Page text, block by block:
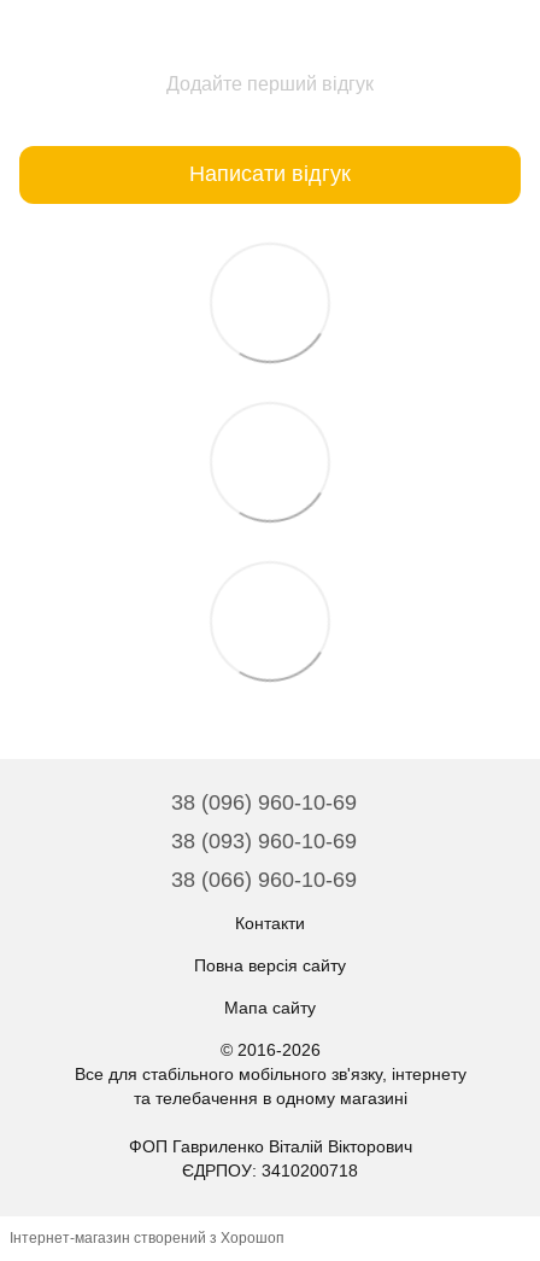
Додайте перший відгук
Написати відгук
38 (096) 960-10-69
38 (093) 960-10-69
38 (066) 960-10-69
Контакти
Повна версія сайту
Мапа сайту
© 2016-2026
Все для стабільного мобільного зв'язку, інтернету
та телебачення в одному магазині
ФОП Гавриленко Віталій Вікторович
ЄДРПОУ: 3410200718
Інтернет-магазин створений з Хорошоп